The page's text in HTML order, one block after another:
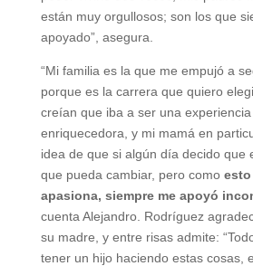
están muy orgullosos; son los que
apoyado”, asegura.
“Mi familia es la que me empujó a
porque es la carrera que quiero
creían que iba a ser una
enriquecedora, y mi mamá en
idea de que si algún día decido que
que pueda cambiar, pero como esto
apasiona, siempre me apoyó
cuenta Alejandro. Rodríguez
su madre, y entre risas admite:
tener un hijo haciendo estas cosas,